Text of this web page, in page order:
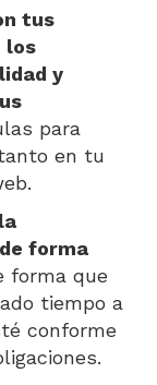
tus
los
y
para
en tu
forma
forma que
tiempo a
conforme